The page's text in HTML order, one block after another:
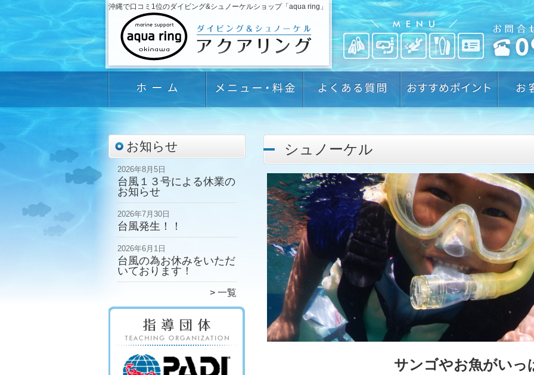
沖縄で口コミ1位のダイビング&シュノーケルショップ「aqua ring」
お知らせ
2026年8月5日
台風１３号による休業の
お知らせ
2026年7月30日
台風発生！！
2026年6月1日
台風の為お休みをいただ
いております！
一覧
シュノーケル
サンゴやお魚がいっ